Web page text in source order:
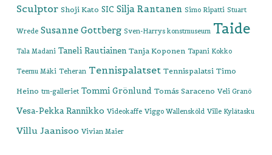
Sculptor Shoji Kato SIC Silja Rantanen Simo Ripatti Stuart
Wrede Susanne Gottberg Sven-Harrys konstmuseum Taide
Tala Madani Taneli Rautiainen Tanja Koponen Tapani Kokko
Teemu Mäki Teheran Tennispalatset Tennispalatsi Timo
Heino tm-galleriet Tommi Grönlund Tomás Saraceno Veli Granö
Vesa-Pekka Rannikko Videokaffe Viggo Wallensköld Ville Kylätasku
Villu Jaanisoo Vivian Maier